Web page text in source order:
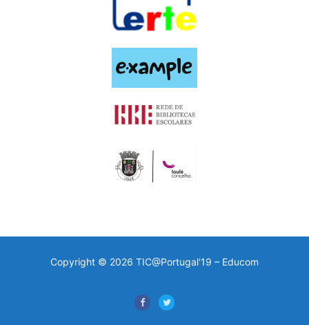
Copyright © 2026 TIC@Portugal'19 – Educom